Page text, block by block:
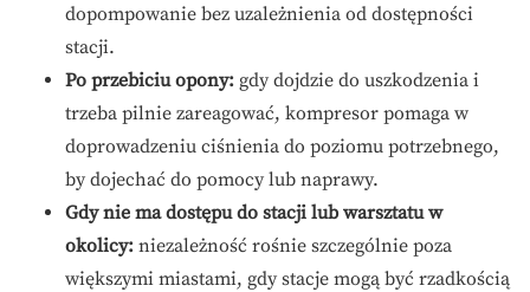
dopompowanie bez uzależnienia od dostępności
stacji.
Po przebiciu opony: gdy dojdzie do uszkodzenia i
trzeba pilnie zareagować, kompresor pomaga w
doprowadzeniu ciśnienia do poziomu potrzebnego,
by dojechać do pomocy lub naprawy.
Gdy nie ma dostępu do stacji lub warsztatu w
okolicy: niezależność rośnie szczególnie poza
większymi miastami, gdy stacje mogą być rzadkością